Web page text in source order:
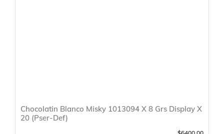
Chocolatin Blanco Misky 1013094 X 8 Grs Display X
20 (Pser-Def)